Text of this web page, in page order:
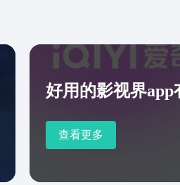
好用的影视界app
查看更多